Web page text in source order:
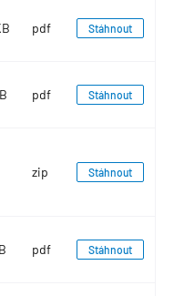
pdf Stáhnout
pdf Stáhnout
zip Stáhnout
pdf Stáhnout